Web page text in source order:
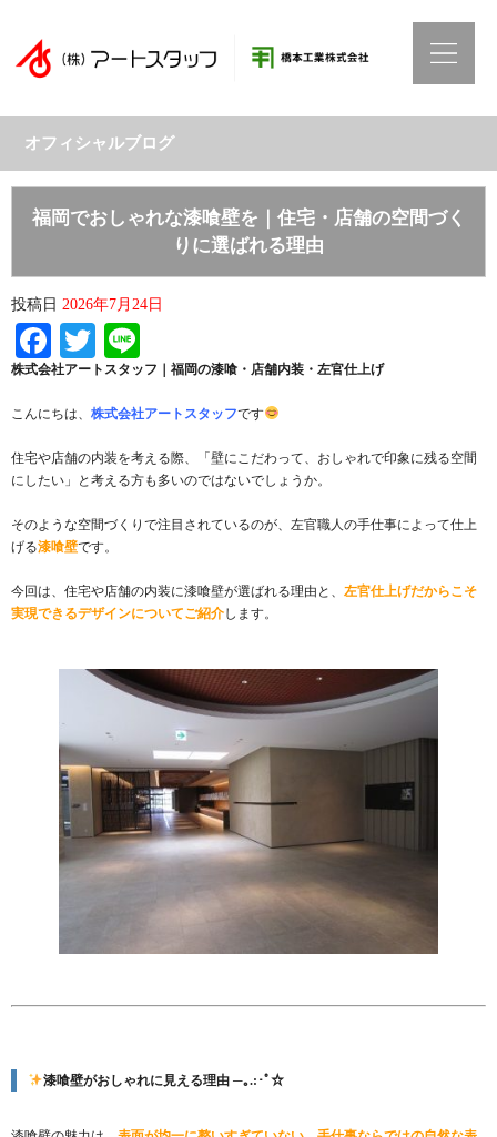
オフィシャルブログ
福岡でおしゃれな漆喰壁を｜住宅・店舗の空間づく
りに選ばれる理由
投稿日 2026年7月24日
Facebook
Twitter
株式会社アートスタッフ｜福岡の漆喰・店舗内装・左官仕上げ
こんにちは、 株式会社アートスタッフです
住宅や店舗の内装を考える際、「壁にこだわって、おしゃれで印象に残る空間
にしたい」と考える方も多いのではないでしょうか。
そのような空間づくりで注目されているのが、左官職人の手仕事によって仕上
げる漆喰壁です。
今回は、住宅や店舗の内装に漆喰壁が選ばれる理由と、 左官仕上げだからこそ
実現できるデザインについてご紹介します。
漆喰壁がおしゃれに見える理由 ─｡.:･ﾟ☆